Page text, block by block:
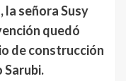
la señora Susy
quedó
de construcción
Sarubi.